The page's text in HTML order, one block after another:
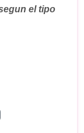
el tipo